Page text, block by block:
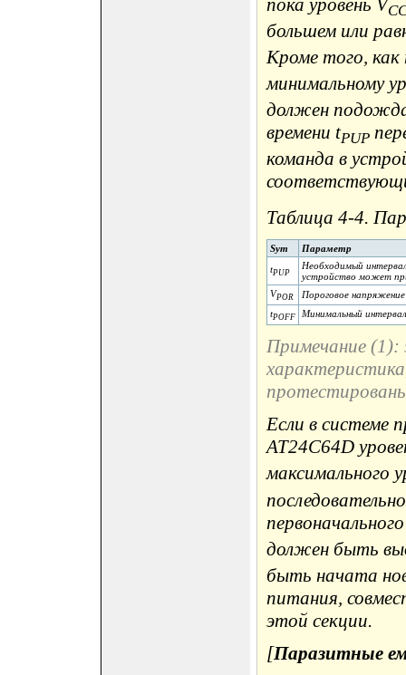
большем или
Кроме того, как
минимальному
должен
времени tPUP
команда в
Таблица 4-4.
Sym
Параметр
tPUP
Необходимый
устройство может
VPOR
Пороговое
tPOFF Минимальный
Примечание
Если в системе
AT24C64D
максимального
должен быть
быть начата
питания,
этой секции.
[Паразитные